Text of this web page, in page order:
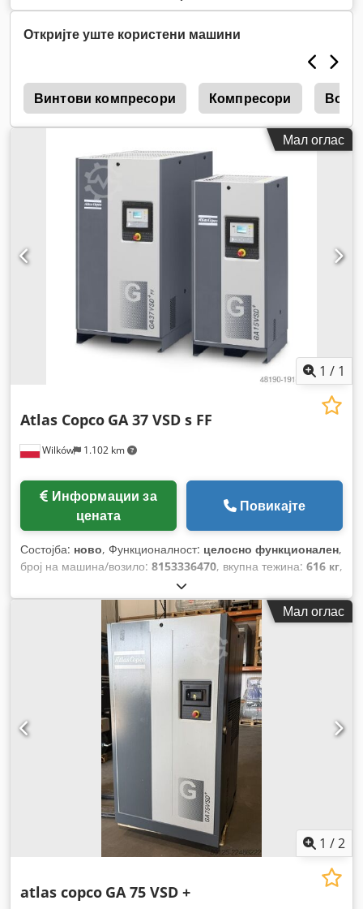
Откријте уште користени машини
Винтови компресори Компресори
Мал оглас
1 / 1
Wilków 1.102 km
Atlas Copco GA 37 VSD s FF
цената
Повикајте
Состојба: ново, Функционалност: целосно функционален,
број на машина/возило: 8153336470, вкупна тежина: 616 кг,
399 m³/ч, притисок (мин.):
притисок (макс.):13 греда, ниво на бучава:67 dB, тип на
воздух , Опрема:Достапна табличка со
податоци, документација / прирачник, фрижидер за
Мал оглас
1 /2
atlas copco GA 75 VSD +